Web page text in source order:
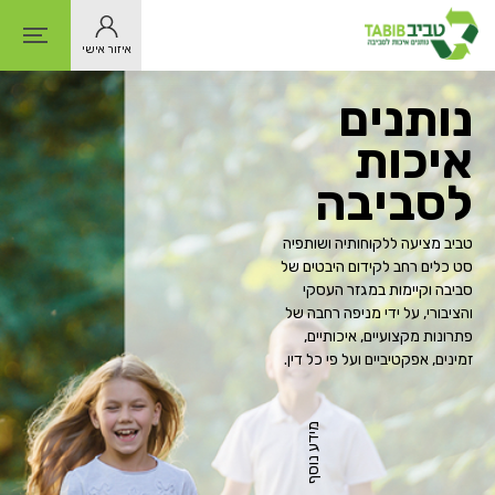
איזור אישי
נותנים
איכות
לסביבה
טביב מציעה ללקוחותיה ושותפיה
סט כלים רחב לקידום היבטים של
סביבה וקיימות במגזר העסקי
והציבורי, על ידי מניפה רחבה של
פתרונות מקצועיים, איכותיים,
זמינים, אפקטיביים ועל פי כל דין.
מידע נוסף